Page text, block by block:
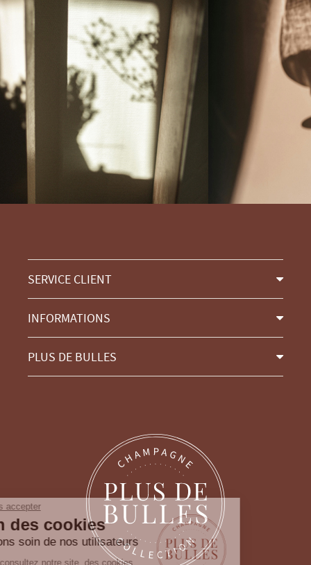
SERVICE CLIENT
INFORMATIONS
PLUS DE BULLES
Continuer sans accepter
Gestion des cookies
Nous prenons soin de nos utilisateurs
Lorsque vous consultez notre site, des cookies